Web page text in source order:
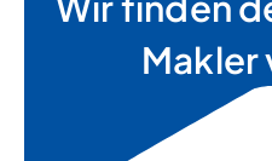
Makler